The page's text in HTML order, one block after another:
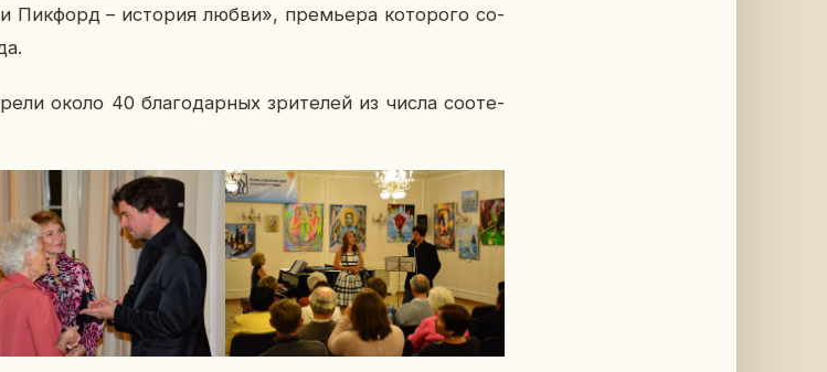
Пик­форд – ис­то­рия любви», пре­мье­ра ко­то­ро­го со­
около 40 бла­го­дар­ных зри­те­лей из числа со­оте­